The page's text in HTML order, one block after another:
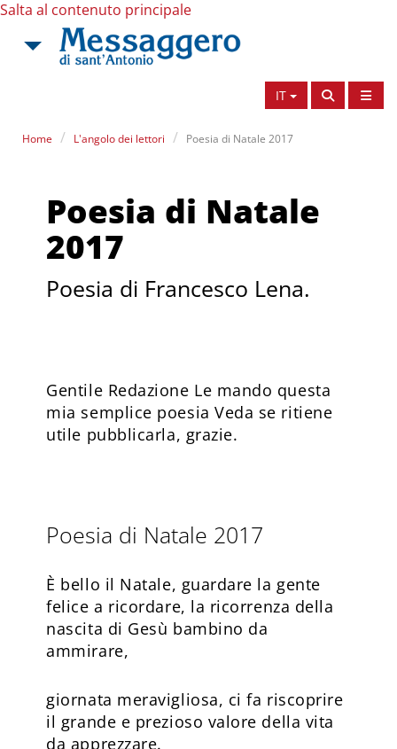
Salta al contenuto principale
IT
Home L'angolo dei lettori Poesia di Natale 2017
Poesia di Natale
2017
Poesia di Francesco Lena.
Gentile Redazione Le mando questa
mia semplice poesia Veda se ritiene
utile pubblicarla, grazie.
Poesia di Natale 2017
È bello il Natale, guardare la gente
felice a ricordare, la ricorrenza della
nascita di Gesù bambino da
ammirare,
giornata meravigliosa, ci fa riscoprire
il grande e prezioso valore della vita
da apprezzare.